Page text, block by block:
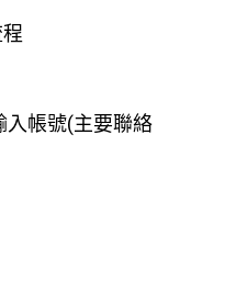
入帳號(主要聯絡